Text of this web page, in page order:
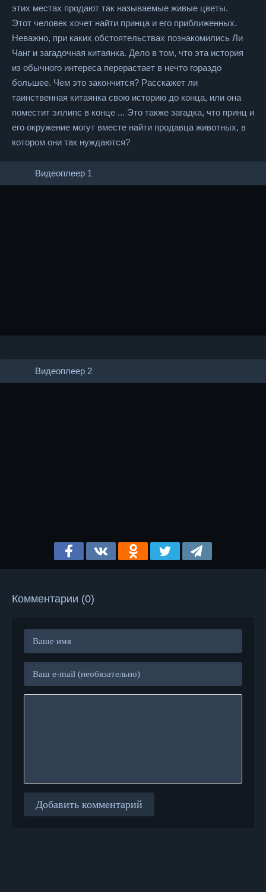
этих местах продают так называемые живые цветы.
Этот человек хочет найти принца и его приближенных.
Неважно, при каких обстоятельствах познакомились Ли
Чанг и загадочная китаянка. Дело в том, что эта история
из обычного интереса перерастает в нечто гораздо
большее. Чем это закончится? Расскажет ли
таинственная китаянка свою историю до конца, или она
поместит эллипс в конце ... Это также загадка, что принц и
его окружение могут вместе найти продавца животных, в
котором они так нуждаются?
Видеоплеер 1
Видеоплеер 2
Комментарии (0)
Добавить комментарий